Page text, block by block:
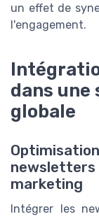
un effet de
l'engagement.
dans
globale
newsletters
marketing
Intégrer les